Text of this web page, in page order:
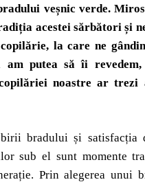
veșnic verde.
acestei sărbători și
la care ne
am putea să îi
noastre ar trezi
bradului și satisfacția
sub el sunt momente
Prin alegerea unui